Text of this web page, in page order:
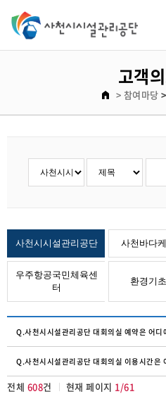
고객
> 참여마당
사천시시설관리공단 사천바다
우주항공국민체육센
터
환경기
Q.사천시시설관리공단 대회의실 예약은 어디
Q.사천시시설관리공단 대회의실 이용시간은
전체 608건 현재 페이지 1/61